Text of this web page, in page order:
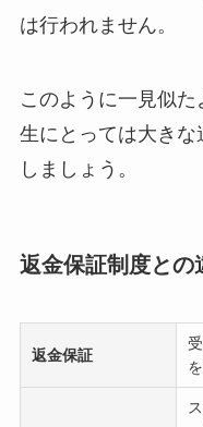
は行われません。
このように一見似
生にとっては大き
しましょう。
返金保証制度との
返金保証